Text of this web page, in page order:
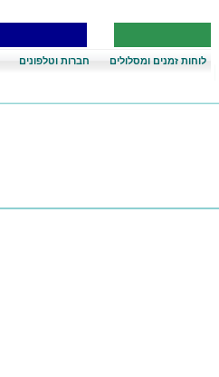
לוחות זמנים ומסלולים חברות וטלפונים